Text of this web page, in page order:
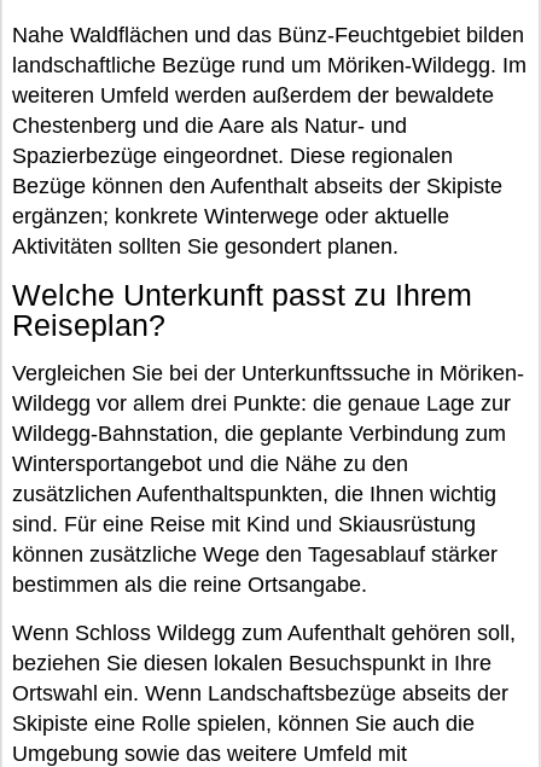
Nahe Waldflächen und das Bünz-Feuchtgebiet bilden
landschaftliche Bezüge rund um Möriken-Wildegg. Im
weiteren Umfeld werden außerdem der bewaldete
Chestenberg und die Aare als Natur- und
Spazierbezüge eingeordnet. Diese regionalen
Bezüge können den Aufenthalt abseits der Skipiste
ergänzen; konkrete Winterwege oder aktuelle
Aktivitäten sollten Sie gesondert planen.
Welche Unterkunft passt zu Ihrem
Reiseplan?
Vergleichen Sie bei der Unterkunftssuche in Möriken-
Wildegg vor allem drei Punkte: die genaue Lage zur
Wildegg-Bahnstation, die geplante Verbindung zum
Wintersportangebot und die Nähe zu den
zusätzlichen Aufenthaltspunkten, die Ihnen wichtig
sind. Für eine Reise mit Kind und Skiausrüstung
können zusätzliche Wege den Tagesablauf stärker
bestimmen als die reine Ortsangabe.
Wenn Schloss Wildegg zum Aufenthalt gehören soll,
beziehen Sie diesen lokalen Besuchspunkt in Ihre
Ortswahl ein. Wenn Landschaftsbezüge abseits der
Skipiste eine Rolle spielen, können Sie auch die
Umgebung sowie das weitere Umfeld mit